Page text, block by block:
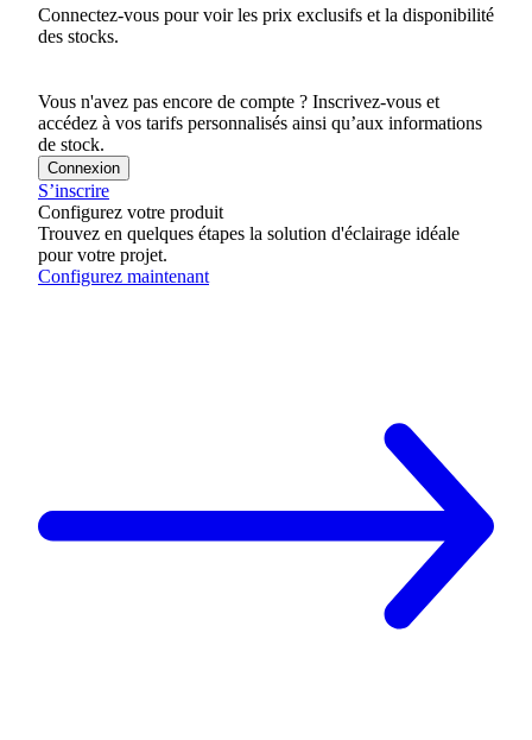
Connectez-vous pour voir les prix exclusifs et la disponibilité
des stocks.
Vous n'avez pas encore de compte ? Inscrivez-vous et
accédez à vos tarifs personnalisés ainsi qu’aux informations
de stock.
Connexion
S’inscrire
Configurez votre produit
Trouvez en quelques étapes la solution d'éclairage idéale
pour votre projet.
Configurez maintenant